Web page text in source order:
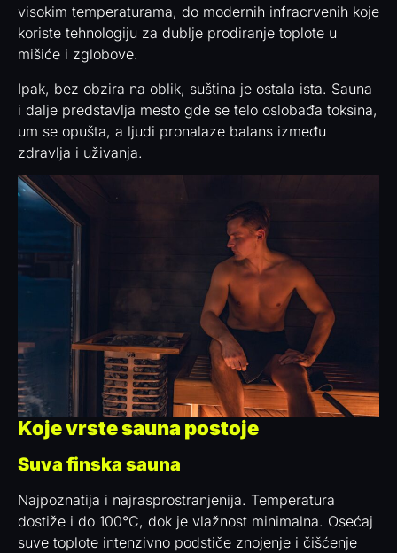
visokim temperaturama, do modernih infracrvenih koje
koriste tehnologiju za dublje prodiranje toplote u
mišiće i zglobove.
Ipak, bez obzira na oblik, suština je ostala ista. Sauna
i dalje predstavlja mesto gde se telo oslobađa toksina,
um se opušta, a ljudi pronalaze balans između
zdravlja i uživanja.
Koje vrste sauna postoje
Suva finska sauna
Najpoznatija i najrasprostranjenija. Temperatura
dostiže i do 100°C, dok je vlažnost minimalna. Osećaj
suve toplote intenzivno podstiče znojenje i čišćenje